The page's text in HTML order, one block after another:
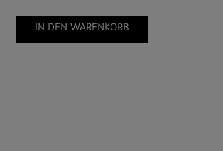
IN DEN WARENKORB